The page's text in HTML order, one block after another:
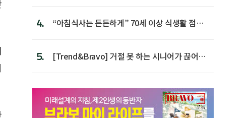
4.
“아침식사는 든든하게” 70세 이상 식생활 점수
5.
[Trend&Bravo] 거절 못 하는 시니어가 끊어야